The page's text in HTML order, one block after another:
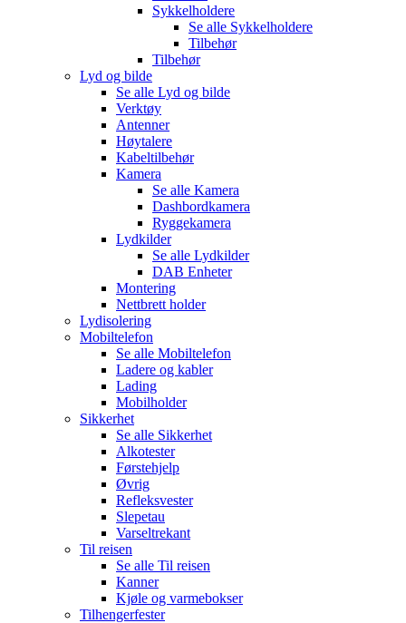
Sykkelholdere
Se alle Sykkelholdere
Tilbehør
Tilbehør
Lyd og bilde
Se alle Lyd og bilde
Verktøy
Antenner
Høytalere
Kabeltilbehør
Kamera
Se alle Kamera
Dashbordkamera
Ryggekamera
Lydkilder
Se alle Lydkilder
DAB Enheter
Montering
Nettbrett holder
Lydisolering
Mobiltelefon
Se alle Mobiltelefon
Ladere og kabler
Lading
Mobilholder
Sikkerhet
Se alle Sikkerhet
Alkotester
Førstehjelp
Øvrig
Refleksvester
Slepetau
Varseltrekant
Til reisen
Se alle Til reisen
Kanner
Kjøle og varmebokser
Tilhengerfester